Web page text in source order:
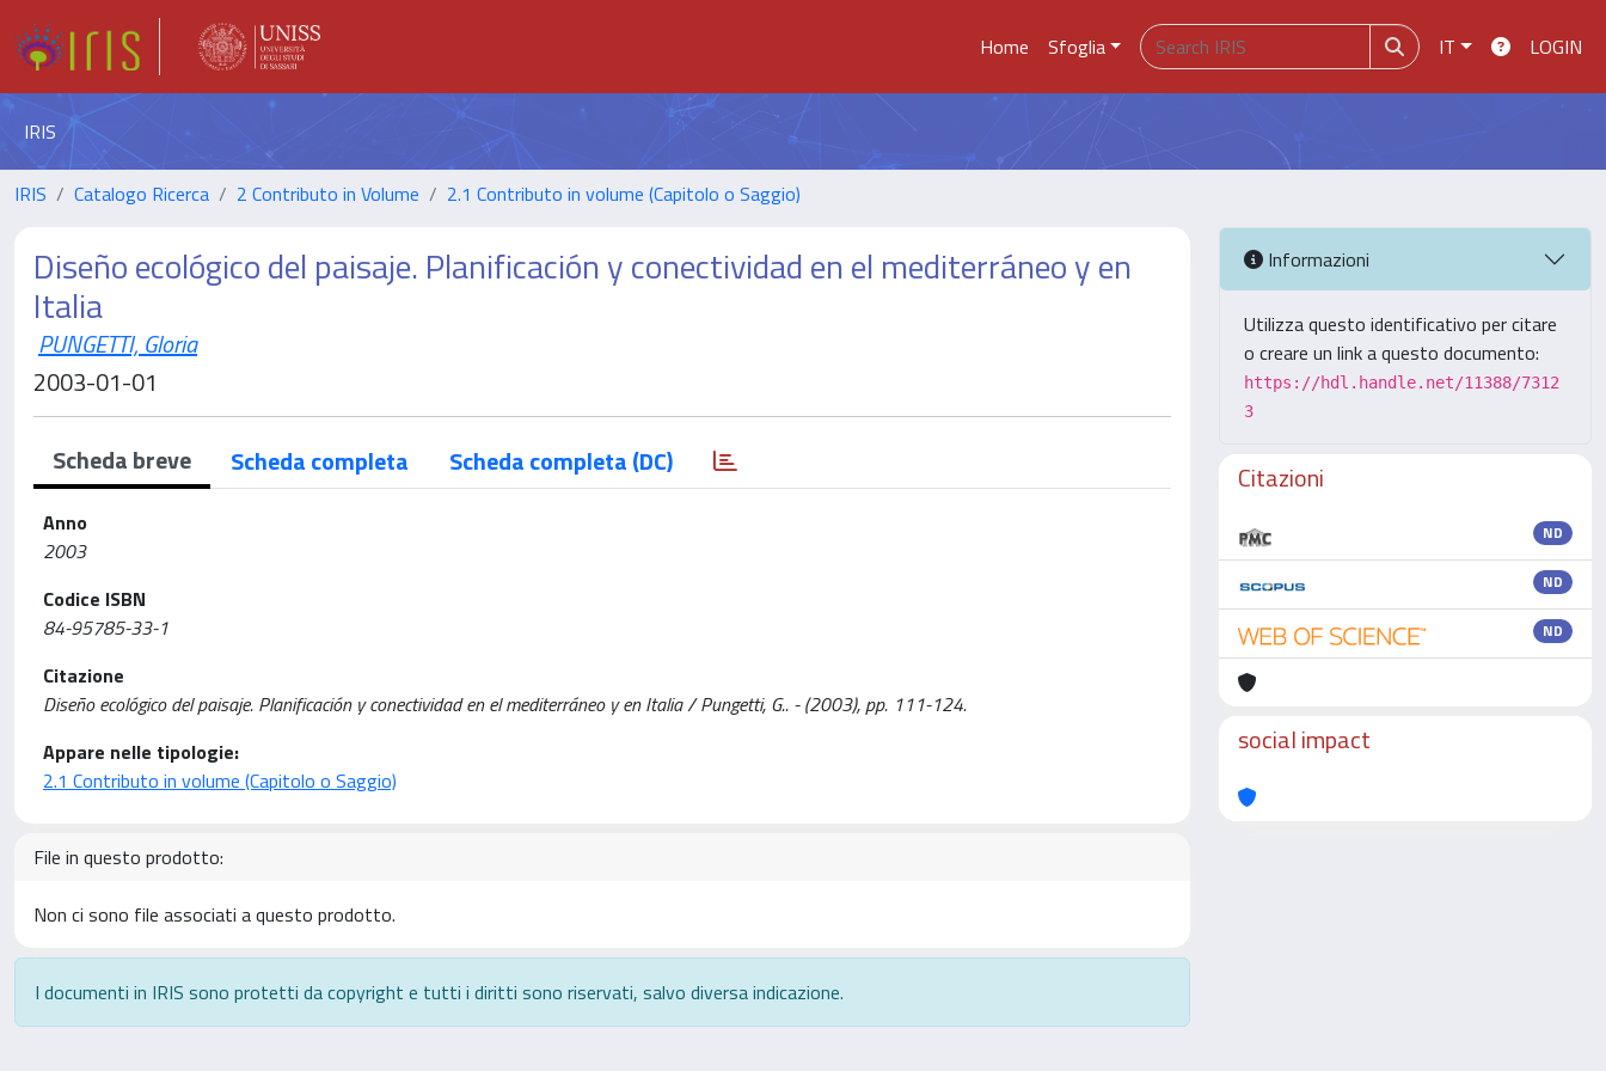
Home Sfoglia IT LOGIN
IRIS
IRIS Catalogo Ricerca 2 Contributo in Volume 2.1 Contributo in volume (Capitolo o Saggio)
Diseño ecológico del paisaje. Planificación y conectividad en el mediterráneo y en
Italia
PUNGETTI, Gloria
2003-01-01
Scheda breve Scheda completa Scheda completa (DC)
Anno
2003
Codice ISBN
84-95785-33-1
Citazione
Diseño ecológico del paisaje. Planificación y conectividad en el mediterráneo y en Italia / Pungetti, G.. - (2003), pp. 111-124.
Appare nelle tipologie:
2.1 Contributo in volume (Capitolo o Saggio)
File in questo prodotto:
Non ci sono file associati a questo prodotto.
I documenti in IRIS sono protetti da copyright e tutti i diritti sono riservati, salvo diversa indicazione.
Informazioni
Utilizza questo identificativo per citare
o creare un link a questo documento:
https://hdl.handle.net/11388/7312
3
Citazioni
ND
ND
ND
social impact